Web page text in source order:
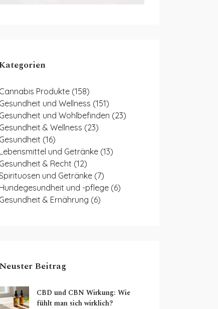
Cannabis Produkte (158)
Gesundheit und Wellness (151)
Gesundheit und Wohlbefinden (23)
Gesundheit & Wellness (23)
Gesundheit (16)
Lebensmittel und Getränke (13)
Gesundheit & Recht (12)
und Getränke (7)
Hundegesundheit und -pflege (6)
Gesundheit & Ernährung (6)
Neuster Beitrag
CBD und CBN Wirkung: Wie
fühlt man sich wirklich?